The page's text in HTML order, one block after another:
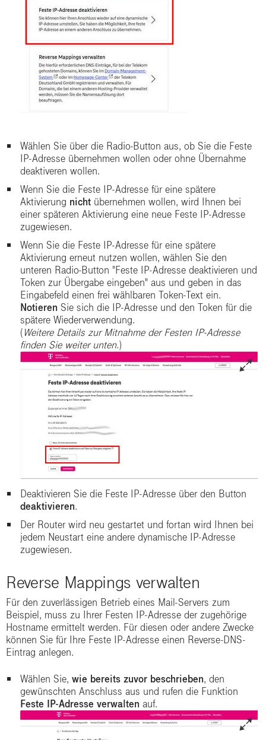
Wählen Sie über die Radio-Button aus, ob Sie die Feste
IP-Adresse übernehmen wollen oder ohne Übernahme
deaktiveren wollen.
Wenn Sie die Feste IP-Adresse für eine spätere
Aktivierung nicht übernehmen wollen, wird Ihnen bei
einer späteren Aktivierung eine neue Feste IP-Adresse
zugewiesen.
Wenn Sie die Feste IP-Adresse für eine spätere
Aktivierung erneut nutzen wollen, wählen Sie den
unteren Radio-Button "Feste IP-Adresse deaktivieren und
Token zur Übergabe eingeben" aus und geben in das
Eingabefeld einen frei wählbaren Token-Text ein.
Notieren Sie sich die IP-Adresse und den Token für die
spätere Wiederverwendung.
(Weitere Details zur Mitnahme der Festen IP-Adresse
finden Sie weiter unten.)
Deaktivieren Sie die Feste IP-Adresse über den Button
deaktivieren.
Der Router wird neu gestartet und fortan wird Ihnen bei
jedem Neustart eine andere dynamische IP-Adresse
zugewiesen.
Reverse Mappings verwalten
Für den zuverlässigen Betrieb eines Mail-Servers zum
Beispiel, muss zu Ihrer Festen IP-Adresse der zugehörige
Hostname ermittelt werden. Für diesen oder andere Zwecke
können Sie für Ihre Feste IP-Adresse einen Reverse-DNS-
Eintrag anlegen.
Wählen Sie, wie bereits zuvor beschrieben, den
gewünschten Anschluss aus und rufen die Funktion
Feste IP-Adresse verwalten auf.